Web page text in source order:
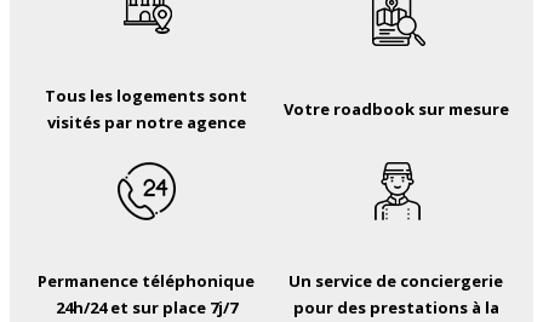
Tous les logements sont
visités par notre agence
Votre roadbook sur mesure
Permanence téléphonique
24h/24 et sur place 7j/7
Un service de conciergerie
pour des prestations à la